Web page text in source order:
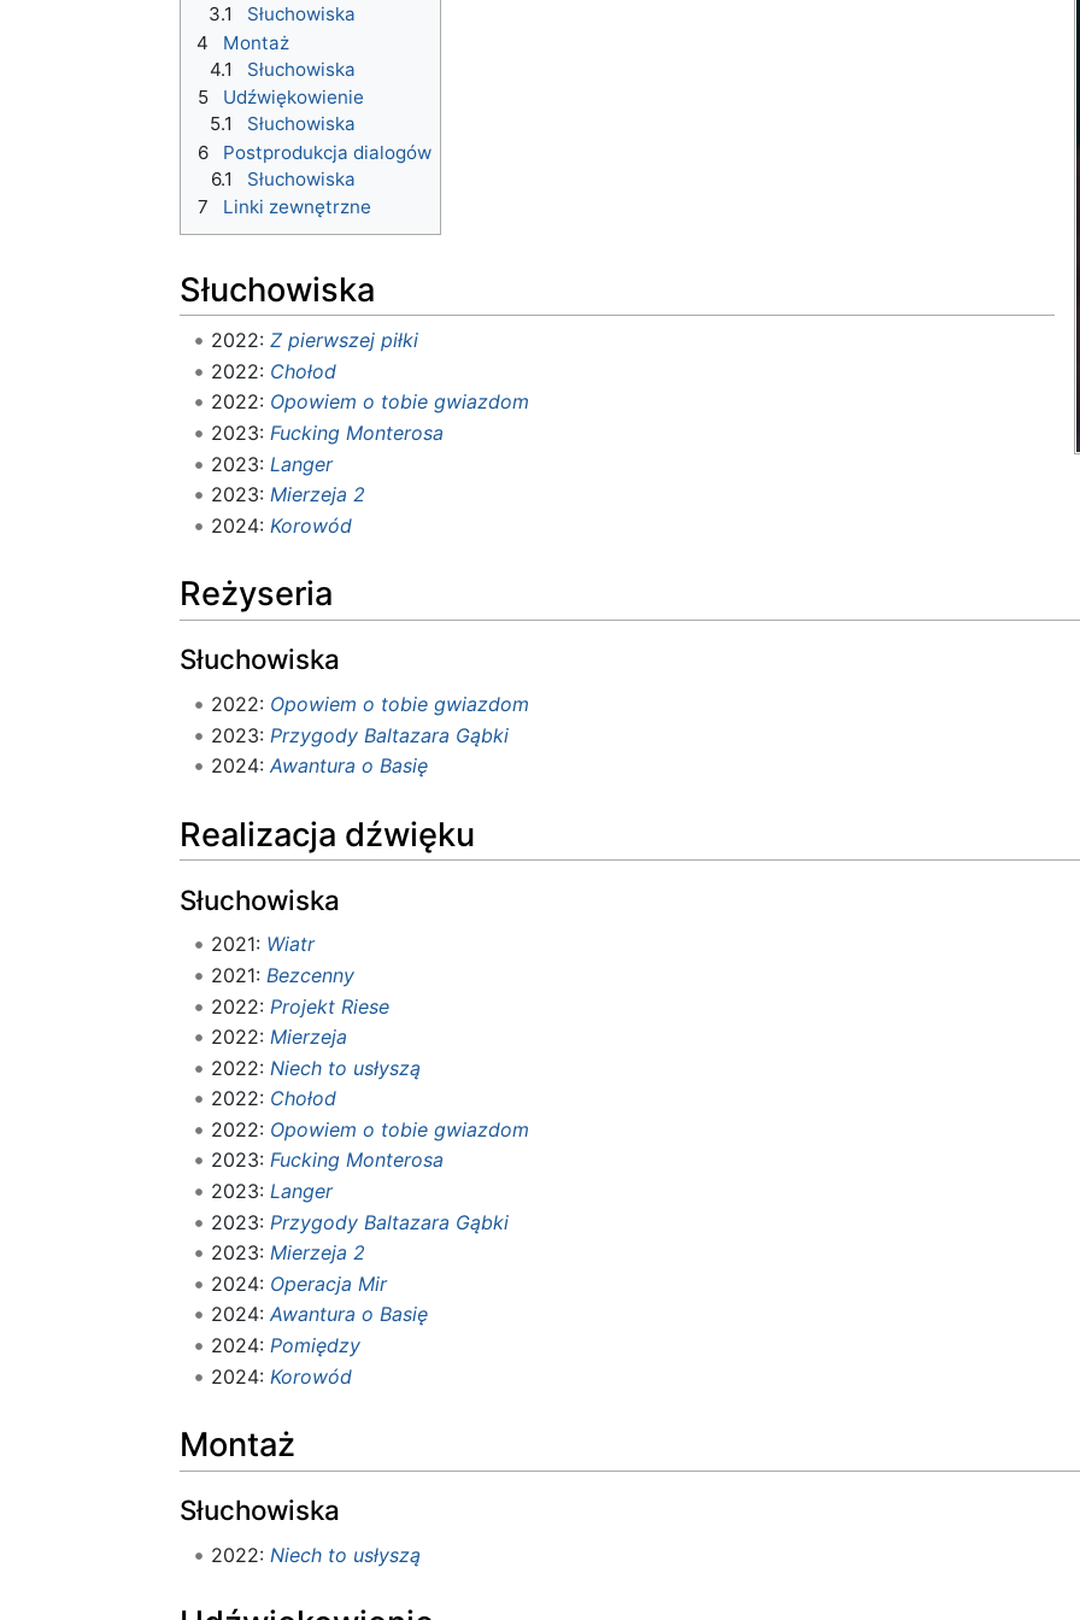
3.1
Słuchowiska
4
Montaż
4.1
Słuchowiska
5
Udźwiękowienie
5.1
Słuchowiska
6
Postprodukcja dialogów
6.1
Słuchowiska
7
Linki zewnętrzne
Słuchowiska
2022: Z pierwszej piłki
2022: Chołod
2022: Opowiem o tobie gwiazdom
2023: Fucking Monterosa
2023: Langer
2023: Mierzeja 2
2024: Korowód
Reżyseria
Słuchowiska
2022: Opowiem o tobie gwiazdom
2023: Przygody Baltazara Gąbki
2024: Awantura o Basię
Realizacja dźwięku
Słuchowiska
2021: Wiatr
2021: Bezcenny
2022: Projekt Riese
2022: Mierzeja
2022: Niech to usłyszą
2022: Chołod
2022: Opowiem o tobie gwiazdom
2023: Fucking Monterosa
2023: Langer
2023: Przygody Baltazara Gąbki
2023: Mierzeja 2
2024: Operacja Mir
2024: Awantura o Basię
2024: Pomiędzy
2024: Korowód
Montaż
Słuchowiska
2022: Niech to usłyszą